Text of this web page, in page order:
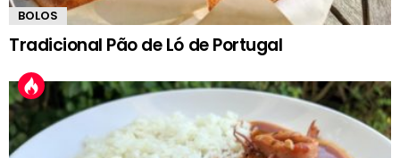
BOLOS
Tradicional Pão de Ló de Portugal